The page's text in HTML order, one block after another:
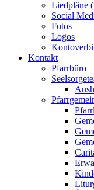
Liedpläne
Social
Fotos
Logos
Kontakt
Pfarrbüro